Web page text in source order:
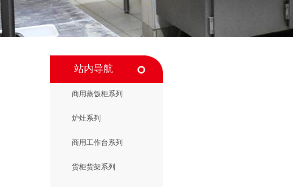
站内导航
商用蒸饭柜系列
炉灶系列
商用工作台系列
货柜货架系列